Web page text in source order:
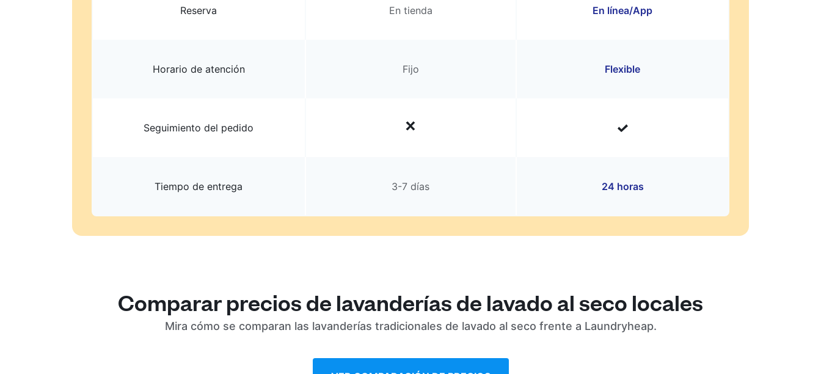
Reserva En tienda En línea/App
Horario de atención Fijo Flexible
Seguimiento del pedido
Tiempo de entrega 3-7 días 24 horas
Comparar precios de lavanderías de lavado al seco locales
Mira cómo se comparan las lavanderías tradicionales de lavado al seco frente a Laundryheap.